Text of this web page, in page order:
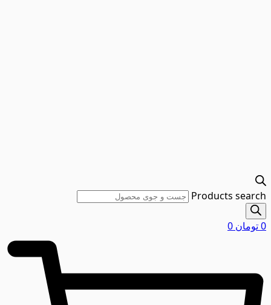
Products search
0تومان 0